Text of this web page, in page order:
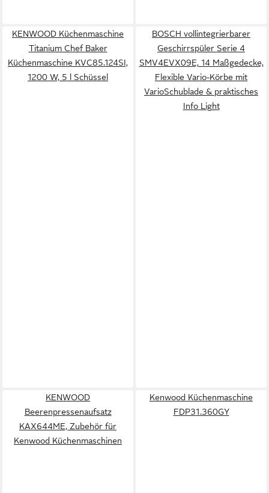
KENWOOD Küchenmaschine
Titanium Chef Baker
Küchenmaschine KVC85.124SI,
1200 W, 5 l Schüssel
BOSCH vollintegrierbarer
Geschirrspüler Serie 4
SMV4EVX09E, 14 Maßgedecke,
Flexible Vario-Körbe mit
VarioSchublade & praktisches
Info Light
KENWOOD
Beerenpressenaufsatz
KAX644ME, Zubehör für
Kenwood Küchenmaschinen
Kenwood Küchenmaschine
FDP31.360GY